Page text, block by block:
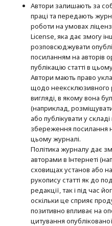
Автори залишають за
праці та передають
роботи на умовах
License, яка дає змогу
розповсюджувати
посиланням на авторів
публікацію статті в
Автори мають право
щодо неексклюзивного
вигляді, в якому вона
(наприклад,
або публікувати у
збереження посилання
цьому журналі.
Політика журналу дає
авторами в Інтернеті
сховищах установ або
рукопису статті як до
редакції, так і під час
оскільки це сприяє
позитивно впливає на
цитування